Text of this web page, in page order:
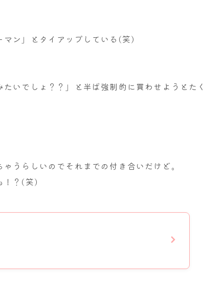
ン」とタイアップしている(笑)
いでしょ？？」と半ば強制的に買わせようとたく
うらしいのでそれまでの付き合いだけど。
！？(笑)